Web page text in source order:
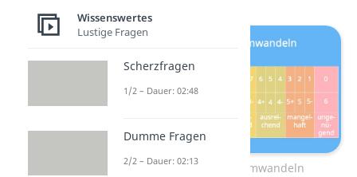
Punkte in Noten umwandeln
Wissenswertes
Lustige Fragen
Scherzfragen
1/2 – Dauer: 02:48
Dumme Fragen
2/2 – Dauer: 02:13